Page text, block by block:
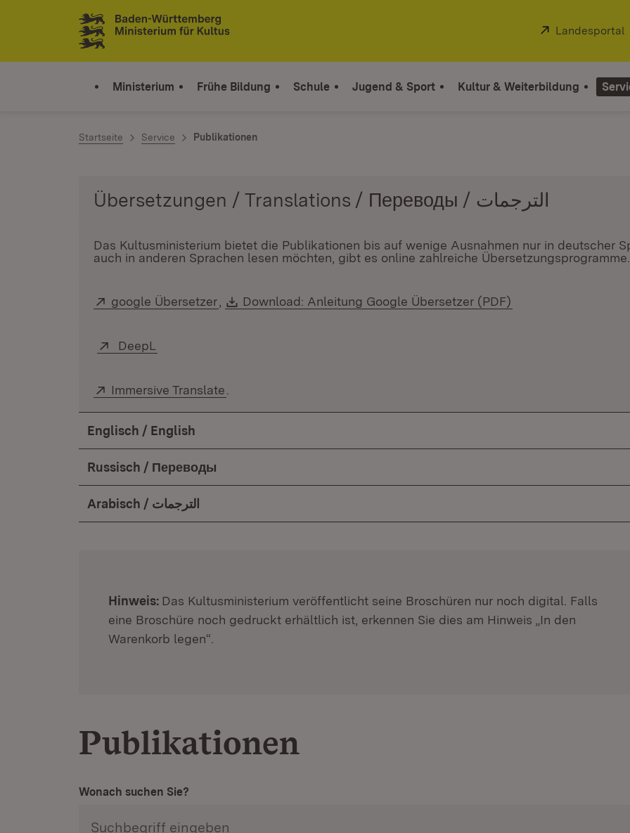
Zum Inhalt springen
Link zur Startseite
Extern:
Landesportal
Ministerium Frühe Bildung Schule Jugend & Sport Kultur & Weiterbildung
Startseite Service Publikationen
Übersetzungen / Translations / Переводы / الترجمات
Das Kultusministerium bietet die Publikationen bis auf wenige Ausnahmen nur in deutscher
auch in anderen Sprachen lesen möchten, gibt es online zahlreiche
Extern:
google Übersetzer (Öffnet in neuem Fenster)
Download:
Download: Anleitung Google Übersetzer (PDF)
Extern:
DeepL
Extern:
Immersive Translate
Englisch / English
Russisch / Переводы
Arabisch / الترجمات
Hinweis: Das Kultusministerium veröffentlicht seine Broschüren nur noch digital. Falls
eine Broschüre noch gedruckt erhältlich ist, erkennen Sie dies am Hinweis „In den
Warenkorb legen“.
Publikationen
Wonach suchen Sie?